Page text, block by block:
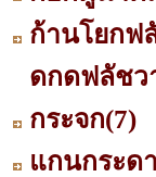
ก้านโยกฟ
ดกดฟลัชว
กระจก(7)
แกนกระด